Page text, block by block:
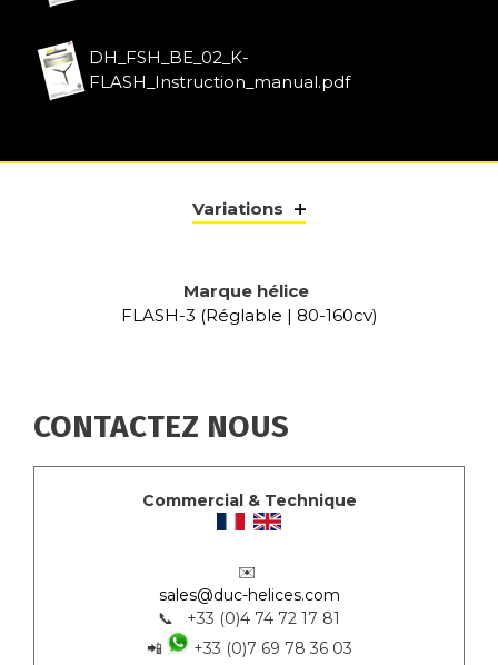
DH_FSH_BE_02_K-
FLASH_Instruction_manual.pdf
Variations
Marque hélice
FLASH-3 (Réglable | 80-160cv)
CONTACTEZ NOUS
Commercial & Technique
✉️
sales@duc-helices.com
📞 +33 (0)4 74 72 17 81
📲
+33 (0)7 69 78 36 03